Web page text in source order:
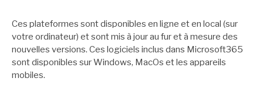
Ces plateformes sont disponibles en ligne et en local (sur
votre ordinateur) et sont mis à jour au fur et à mesure des
nouvelles versions. Ces logiciels inclus dans Microsoft365
sont disponibles sur Windows, MacOs et les appareils
mobiles.